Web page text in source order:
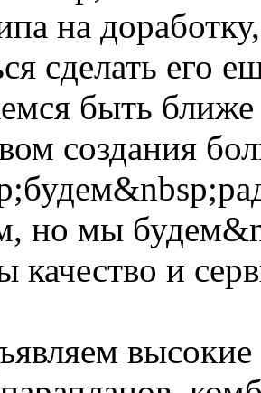
на
сделать его
быть
создания
но мы
качество и
высокие